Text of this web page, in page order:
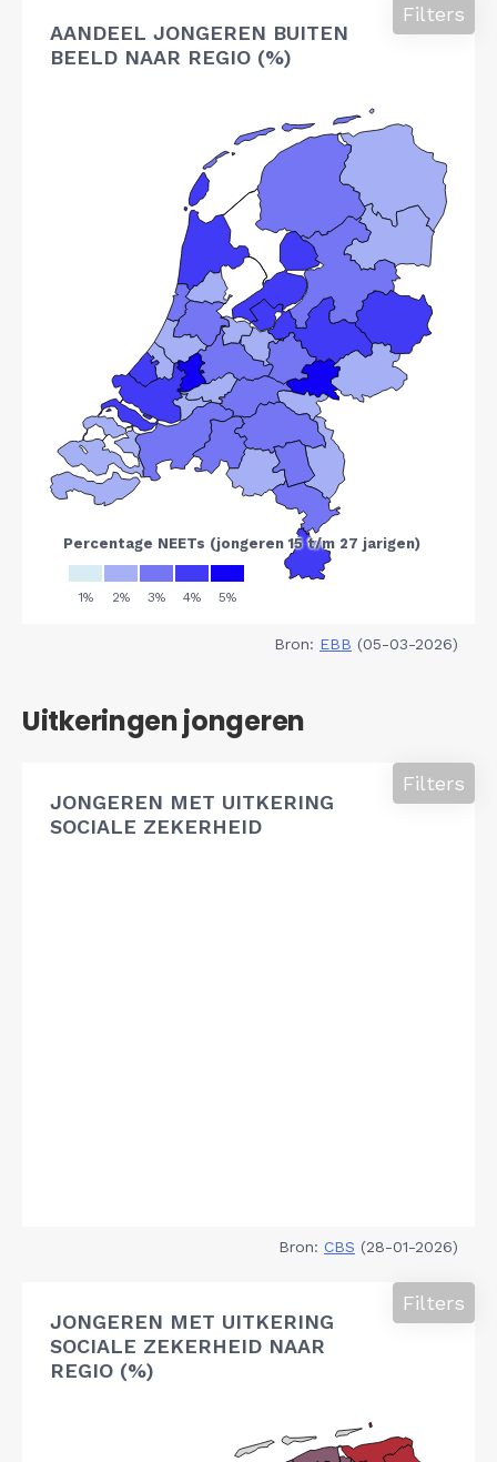
AANDEEL JONGEREN BUITEN
BEELD NAAR REGIO (%)
Filters
Bron: EBB (05-03-2026)
Uitkeringen jongeren
JONGEREN MET UITKERING
SOCIALE ZEKERHEID
Filters
Bron: CBS (28-01-2026)
JONGEREN MET UITKERING
SOCIALE ZEKERHEID NAAR
REGIO (%)
Filters